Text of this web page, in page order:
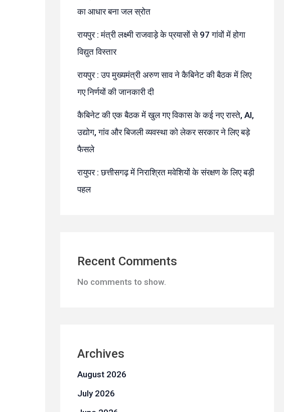
का आधार बना जल स्रोत
रायपुर : मंत्री लक्ष्मी राजवाड़े के प्रयासों से 97 गांवों में होगा
विद्युत विस्तार
रायपुर : उप मुख्यमंत्री अरुण साव ने कैबिनेट की बैठक में लिए
गए निर्णयों की जानकारी दी
कैबिनेट की एक बैठक में खुल गए विकास के कई नए रास्ते, AI,
उद्योग, गांव और बिजली व्यवस्था को लेकर सरकार ने लिए बड़े
फैसले
रायुपर : छत्तीसगढ़ में निराश्रित मवेशियों के संरक्षण के लिए बड़ी
पहल
Recent Comments
No comments to show.
Archives
August 2026
July 2026